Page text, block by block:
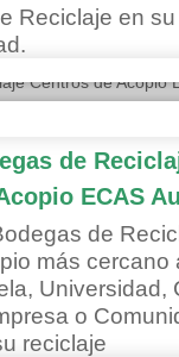
Reciclaje en
de
ECAS
de
más cercano
Universidad,
o
reciclaje